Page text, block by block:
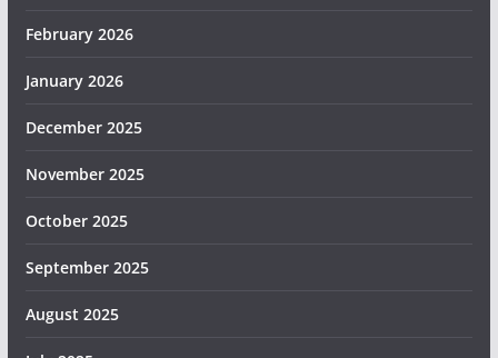
February 2026
January 2026
December 2025
November 2025
October 2025
September 2025
August 2025